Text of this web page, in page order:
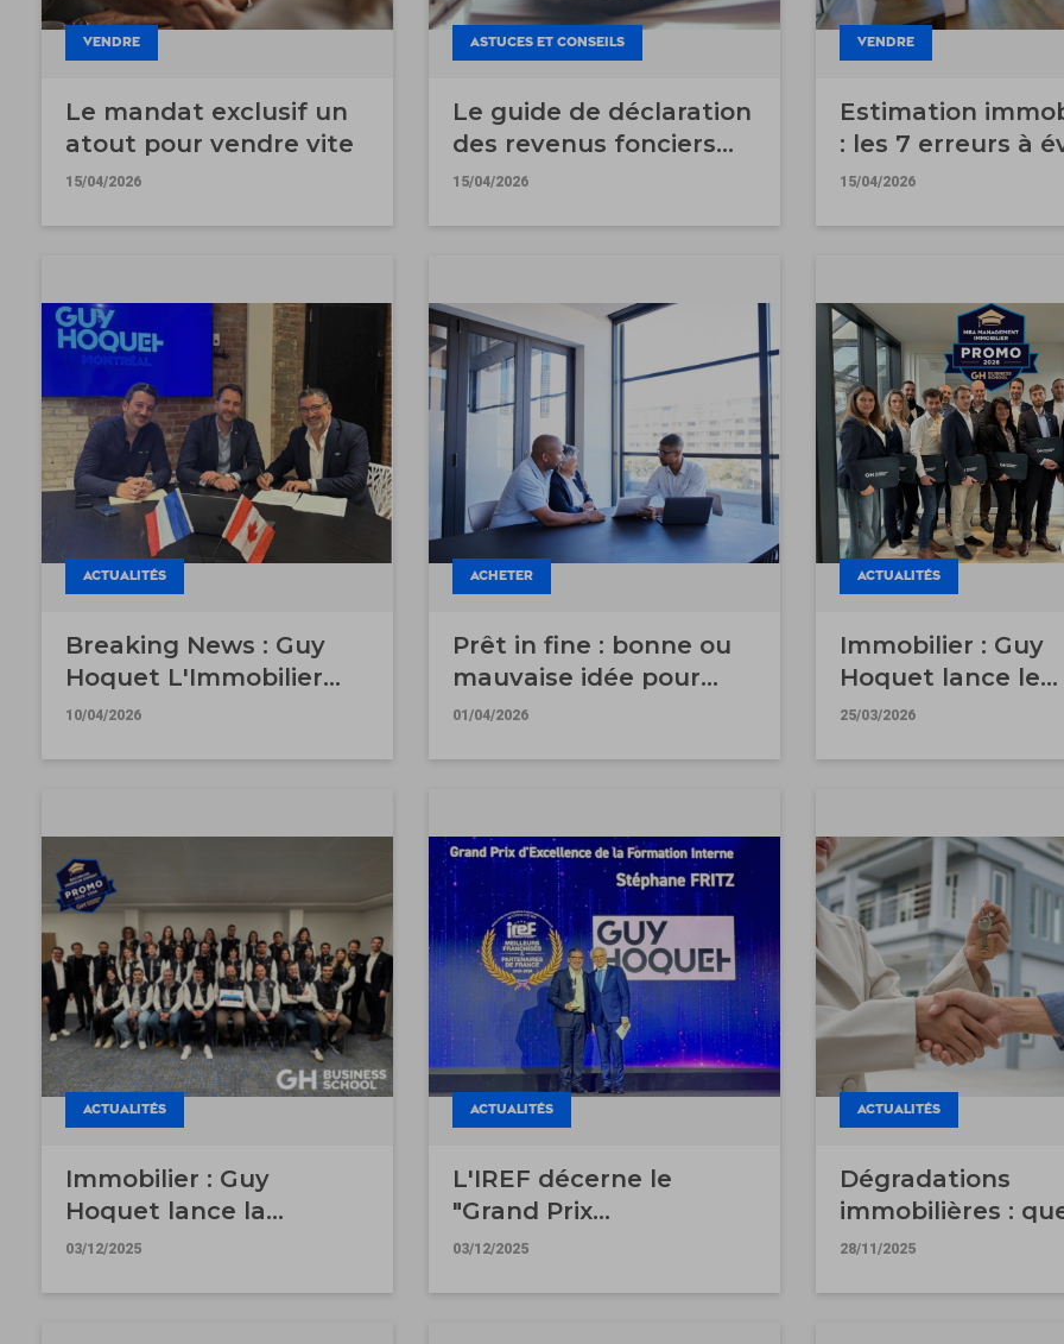
VENDRE
Le mandat exclusif un
atout pour vendre vite
15/04/2026
ASTUCES ET CONSEILS
Le guide de déclaration
des revenus fonciers
2025
15/04/2026
VENDRE
Estimation
: les 7 erreurs à
15/04/2026
ACTUALITÉS
Breaking News : Guy
Hoquet L'Immobilier
s'implante au Québec
10/04/2026
ACHETER
Prêt in fine : bonne ou
mauvaise idée pour
acheter ?
01/04/2026
ACTUALITÉS
Immobilier : Guy
Hoquet lance le
premier MBA
marché
25/03/2026
ACTUALITÉS
Immobilier : Guy
Hoquet lance la
première promotion de
03/12/2025
ACTUALITÉS
L'IREF décerne le
"Grand Prix
d'Excellence de la
03/12/2025
ACTUALITÉS
Dégradations
immobilières :
garanties avec
28/11/2025